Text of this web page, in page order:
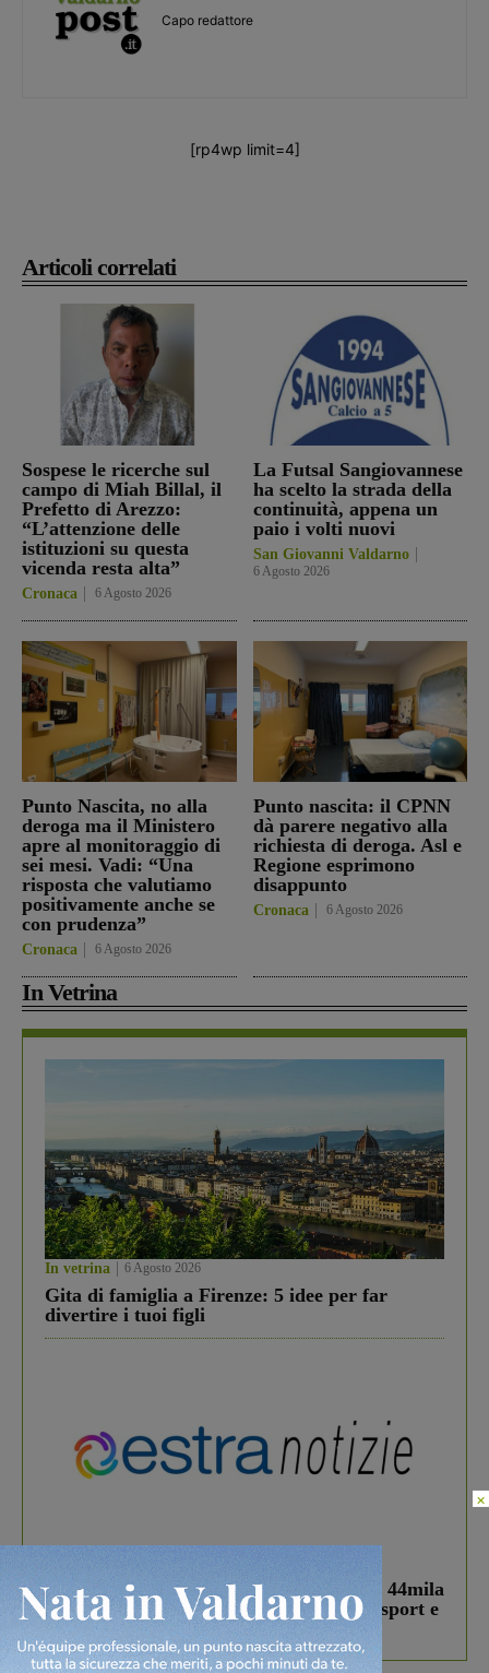
Articoli correlati
Sospese le ricerche sul
campo di Miah Billal, il
Prefetto di Arezzo:
“L’attenzione delle
istituzioni su questa
vicenda resta alta”
Cronaca 6 Agosto 2026
La Futsal Sangiovannese
ha scelto la strada della
continuità, appena un
paio i volti nuovi
San Giovanni Valdarno
6 Agosto 2026
Punto Nascita, no alla
deroga ma il Ministero
apre al monitoraggio di
sei mesi. Vadi: “Una
risposta che valutiamo
positivamente anche se
con prudenza”
Cronaca 6 Agosto 2026
Punto nascita: il CPNN
dà parere negativo alla
richiesta di deroga. Asl e
Regione esprimono
disappunto
Cronaca 6 Agosto 2026
In Vetrina
In vetrina 6 Agosto 2026
Gita di famiglia a Firenze: 5 idee per far
divertire i tuoi figli
Estra Notizie agosto: Smart Cities, oltre 44mila
studenti coinvolti, torna il bando per lo sport e
debutta il podcast Estrair
Capo redattore
[rp4wp limit=4]
×